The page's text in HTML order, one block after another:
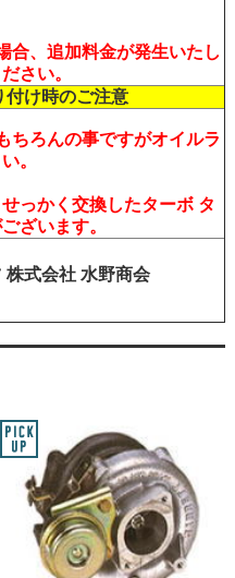
合、追加料金が発生いたし
さい。
け時のご注意
ちろんの事ですがオイルラ
。
っかく交換したターボ タ
ざいます。
株式会社 水野商会